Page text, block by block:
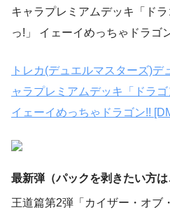
キャラプレミアムデッキ「ド
っ!」 イェーイめっちゃドラゴ
トレカ(デュエルマスターズ)
ャラプレミアムデッキ「ドラゴ
イェーイめっちゃドラゴン!!
最新弾（パックを剥きたい方は
王道篇第2弾「カイザー・オブ